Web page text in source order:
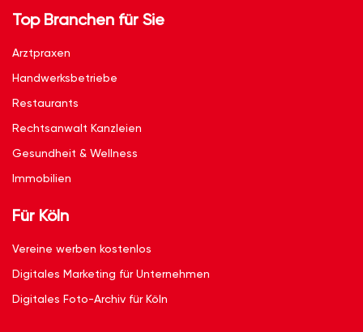
Top Branchen für Sie
Arztpraxen
Handwerksbetriebe
Restaurants
Rechtsanwalt Kanzleien
Gesundheit & Wellness
Immobilien
Für Köln
Vereine werben kostenlos
Digitales Marketing für Unternehmen
Digitales Foto-Archiv für Köln